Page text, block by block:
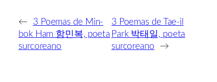
←
3 Poemas de Min-
bok Ham 함민복, poeta
surcoreano
3 Poemas de Tae-il
Park 박태일, poeta
surcoreano
→